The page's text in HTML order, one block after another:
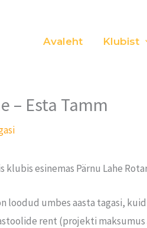
Avaleht Klubist
– Esta Tamm
klubis esinemas Pärnu Lahe
loodud umbes aasta tagasi,
rent (projekti maksumus